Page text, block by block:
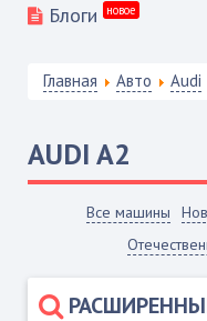
Блоги
новое
Главная Авто Audi
AUDI A2
Все машины